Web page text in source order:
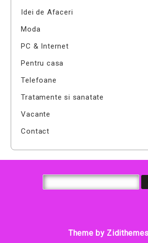
Idei de Afaceri
Moda
PC & Internet
Pentru casa
Telefoane
Tratamente si sanatate
Vacante
Contact
Theme by Zidithemes